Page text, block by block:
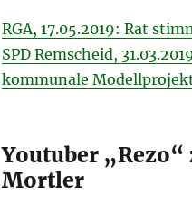
RGA, 17.05.2019: Rat
SPD Remscheid,
kommunale
Youtuber
Mortler